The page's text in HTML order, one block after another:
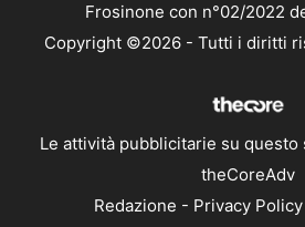
Frosinone con n°02/2022
Copyright ©2026 - Tutti i diritti
Le attività pubblicitarie su
theCoreAdv
Redazione - Privacy Policy